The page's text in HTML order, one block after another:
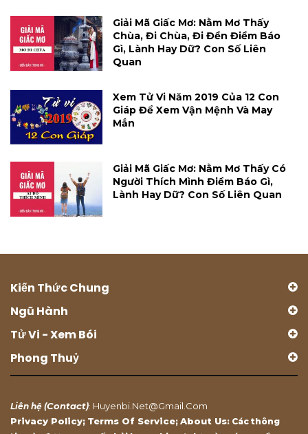
Giải Mã Giấc Mơ: Nằm Mơ Thấy
Chùa, Đi Chùa, Đi Đền Điềm Báo
Gì, Lành Hay Dữ? Con Số Liên
Quan
Xem Tử Vi Năm 2019 Của 12 Con
Giáp Để Xem Vận Mệnh Và May
Mắn
Giải Mã Giấc Mơ: Nằm Mơ Thấy Có
Người Thích Mình Điềm Báo Gì,
Lành Hay Dữ? Con Số Liên Quan
Kiến Thức Chung
Ngũ Hành
Tử Vi - Xem Bói
Phong Thuỷ
Liên hệ (Contact): Huyenbi.net@gmail.com
Privacy Policy; Terms Of Service; About Us: Các thông